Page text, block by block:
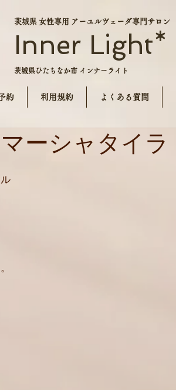
茨城県 女性専用 アーユルヴェーダ専門サロン
Inner Light*
茨城県ひたちなか市 インナーライト
約 利用規約 よくある質問
ーシャタイラ